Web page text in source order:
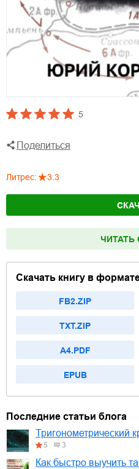
5
Поделиться
Литрес: 3.3
ЧИТАТЬ
Скачать книгу в
FB2.ZIP
TXT.ZIP
A4.PDF
EPUB
Последние статьи блога
Тригонометрический
5 3
Как быстро выучить